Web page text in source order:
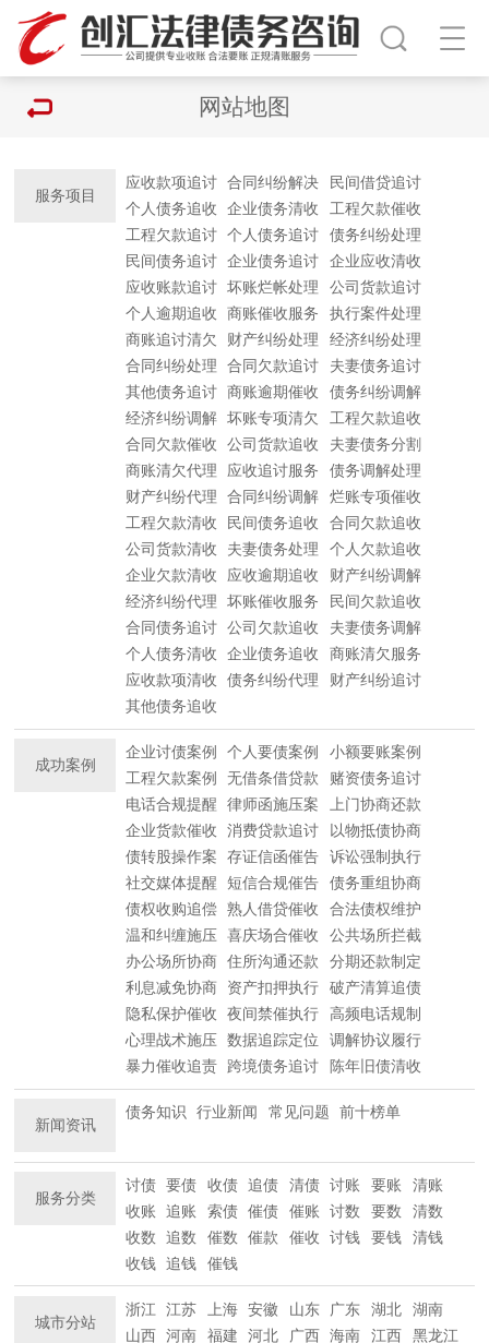
网站地图
服务项目
应收款项追讨 合同纠纷解决
民间借贷追讨
个人债务追收
企业债务清收
工程欠款催收
工程欠款追讨 个人债务追讨
债务纠纷处理
民间债务追讨 企业债务追讨
企业应收清收
应收账款追讨 坏账烂帐处理
公司货款追讨
个人逾期追收
商账催收服务
执行案件处理
商账追讨清欠
财产纠纷处理
经济纠纷处理
合同纠纷处理
合同欠款追讨
夫妻债务追讨
其他债务追讨 商账逾期催收
债务纠纷调解
经济纠纷调解 坏账专项清欠
工程欠款追收
合同欠款催收
公司货款追收
夫妻债务分割
商账清欠代理
应收追讨服务
债务调解处理
财产纠纷代理
合同纠纷调解
烂账专项催收
工程欠款清收
民间债务追收
合同欠款追收
公司货款清收
夫妻债务处理
个人欠款追收
企业欠款清收
应收逾期追收
财产纠纷调解
经济纠纷代理
坏账催收服务
民间欠款追收
合同债务追讨 公司欠款追收
夫妻债务调解
个人债务清收
企业债务追收
商账清欠服务
应收款项清收
债务纠纷代理
财产纠纷追讨
其他债务追收
成功案例
企业讨债案例 个人要债案例
小额要账案例
工程欠款案例
无借条借贷款
赌资债务追讨
电话合规提醒
律师函施压案
上门协商还款
企业货款催收
消费贷款追讨
以物抵债协商
债转股操作案
存证信函催告
诉讼强制执行
社交媒体提醒
短信合规催告
债务重组协商
债权收购追偿 熟人借贷催收
合法债权维护
温和纠缠施压 喜庆场合催收
公共场所拦截
办公场所协商 住所沟通还款
分期还款制定
利息减免协商
资产扣押执行
破产清算追债
隐私保护催收
夜间禁催执行
高频电话规制
心理战术施压 数据追踪定位
调解协议履行
暴力催收追责
跨境债务追讨 陈年旧债清收
新闻资讯
债务知识 行业新闻 常见问题 前十榜单
服务分类
讨债 要债 收债 追债 清债 讨账 要账
清账
收账
追账 索债 催债 催账 讨数 要数
清数
收数
追数 催数 催款 催收 讨钱 要钱
清钱
收钱 追钱 催钱
城市分站
浙江 江苏 上海 安徽 山东 广东 湖北
湖南
山西 河南 福建 河北 广西 海南 江西
黑龙江